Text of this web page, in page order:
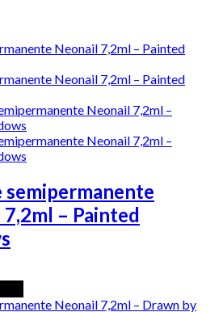
semipermanente
– Painted